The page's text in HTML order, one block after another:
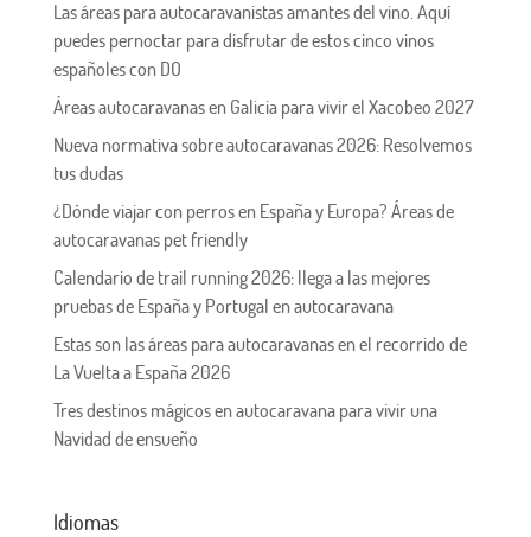
Las áreas para autocaravanistas amantes del vino. Aquí
puedes pernoctar para disfrutar de estos cinco vinos
españoles con DO
Áreas autocaravanas en Galicia para vivir el Xacobeo 2027
Nueva normativa sobre autocaravanas 2026: Resolvemos
tus dudas
¿Dónde viajar con perros en España y Europa? Áreas de
autocaravanas pet friendly
Calendario de trail running 2026: llega a las mejores
pruebas de España y Portugal en autocaravana
Estas son las áreas para autocaravanas en el recorrido de
La Vuelta a España 2026
Tres destinos mágicos en autocaravana para vivir una
Navidad de ensueño
Idiomas